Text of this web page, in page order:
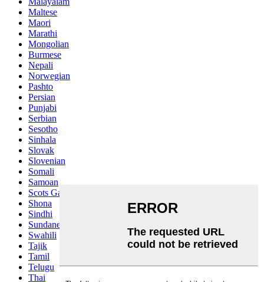
Maltese
Maori
Marathi
Mongolian
Burmese
Nepali
Norwegian
Pashto
Persian
Punjabi
Serbian
Sesotho
Sinhala
Slovak
Slovenian
Somali
Samoan
Scots Gaelic
Shona
Sindhi
Sundanese
Swahili
Tajik
Tamil
Telugu
Thai